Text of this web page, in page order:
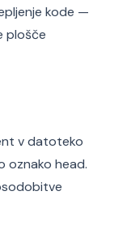
kode —
plošče
v datoteko
oznako head.